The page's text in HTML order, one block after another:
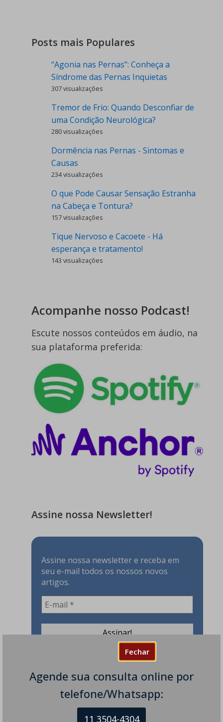
Fechar
Agende sua consulta online por
telefone/Whatsapp:
11 3504-4304
Posts mais Populares
“Agonia nas Pernas”: Conheça a
Síndrome das Pernas Inquietas
307 visualizações
Tremor de Frio: Quando Desconfiar de
uma Condição Neurológica?
280 visualizações
Dormência nas Pernas - Sintomas e
Causas
234 visualizações
O que Pode Causar Sensação Estranha
na Cabeça e Tontura?
157 visualizações
Tique Nervoso e Cacoete - Há
esperança e tratamento!
143 visualizações
Acompanhe nosso Podcast!
Escute nossos conteúdos em áudio, na
sua plataforma preferida:
Assine nossa Newsletter!
Assine nossa newsletter e receba em
seu e-mail todos os nossos novos
artigos.
Especialidades
Acidente Vascular Cerebral